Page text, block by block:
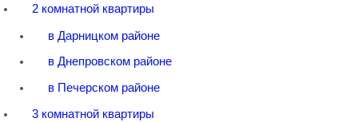
2 комнатной квартиры
в Дарницком районе
в Днепровском районе
в Печерском районе
3 комнатной квартиры